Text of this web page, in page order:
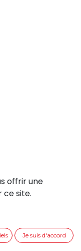
offrir une
ce site.
Je suis d'accord